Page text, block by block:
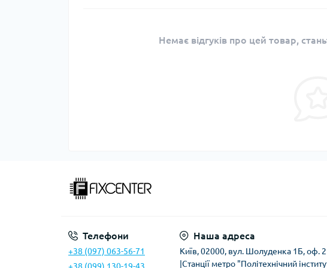
Немає відгуків про цей товар,
Телефони
+38 (097) 063-56-71
Наша адреса
Київ, 02000, вул. Шолуденка 1Б, оф.
|Станції метро "Політехнічний